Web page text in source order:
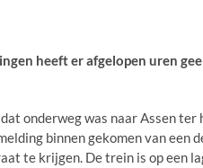
heeft er afgelopen uren
onderweg was naar Assen
binnen gekomen van
te krijgen. De trein is op een